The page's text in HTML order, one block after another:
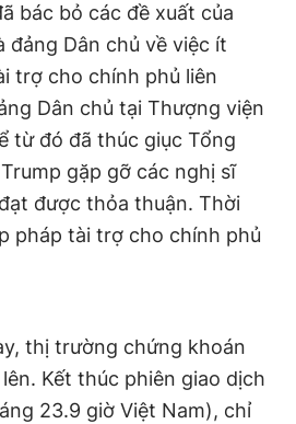
bác bỏ các đề xuất của
đảng Dân chủ về việc ít
trợ cho chính phủ liên
Dân chủ tại Thượng viện
từ đó đã thúc giục Tổng
gặp gỡ các nghị sĩ
được thỏa thuận. Thời
pháp tài trợ cho chính phủ
thị trường chứng khoán
Kết thúc phiên giao dịch
23.9 giờ Việt Nam), chỉ